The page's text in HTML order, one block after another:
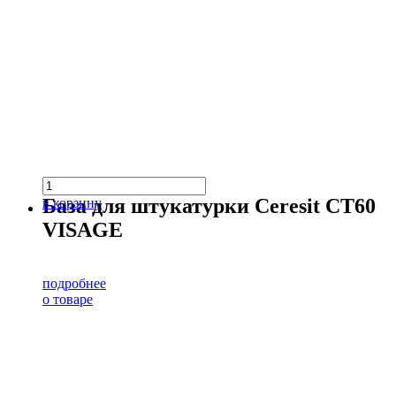
в корзину
База для штукатурки Ceresit CT60
VISAGE
подробнее
о товаре